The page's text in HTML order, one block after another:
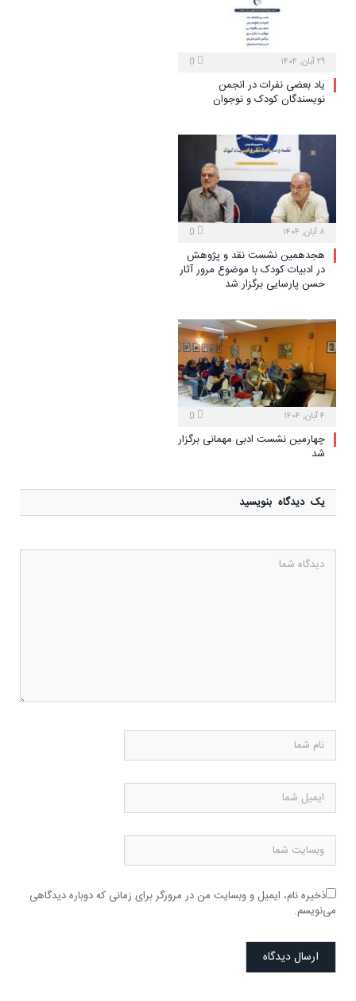
۲۹ آبان, ۱۴۰۴
یاد بعضی نفرات در انجمن
نویسندگان کودک و نوجوان
۸ آبان, ۱۴۰۴
هجدهمین نشست نقد و پژوهش
در ادبیات کودک با موضوع مرور آثار
حسن پارسایی برگزار شد
۴ آبان, ۱۴۰۴
چهارمین نشست ادبی مهمانی برگزار
شد
یک دیدگاه بنویسید
ذخیره نام، ایمیل و وبسایت من در مرورگر برای زمانی که دوباره دیدگاهی
می‌نویسم.